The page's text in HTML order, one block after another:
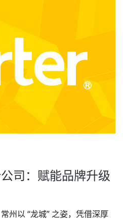
司：赋能品牌升级
州以 “龙城” 之姿，凭借深厚